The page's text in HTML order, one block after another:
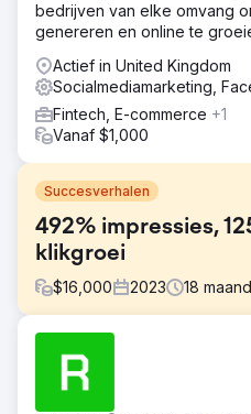
bedrijven van elke omvang
genereren en online te
Actief in United Kingdom
Socialmediamarketing,
Fintech, E-commerce +1
Vanaf $1,000
Succesverhalen
492% impressies,
klikgroei
$16,000 2023 18
Het merk moest zijn digitale
meer klanten naar zijn
website had echter geen